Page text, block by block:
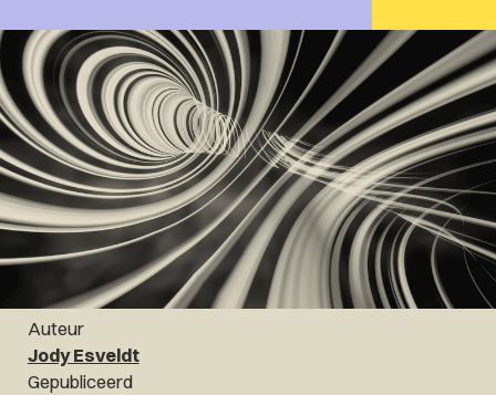
Auteur
Jody Esveldt
Gepubliceerd